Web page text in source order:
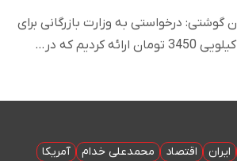
گوشتی: درخواستی به وزارت بازرگانی برای
کردیم که در…
ایران اقتصاد محمدعلی خدام آمریکا